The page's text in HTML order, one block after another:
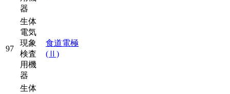
器
97
生体
電気
現象
検査
用機
器
食道電極
(Ⅱ)
生体